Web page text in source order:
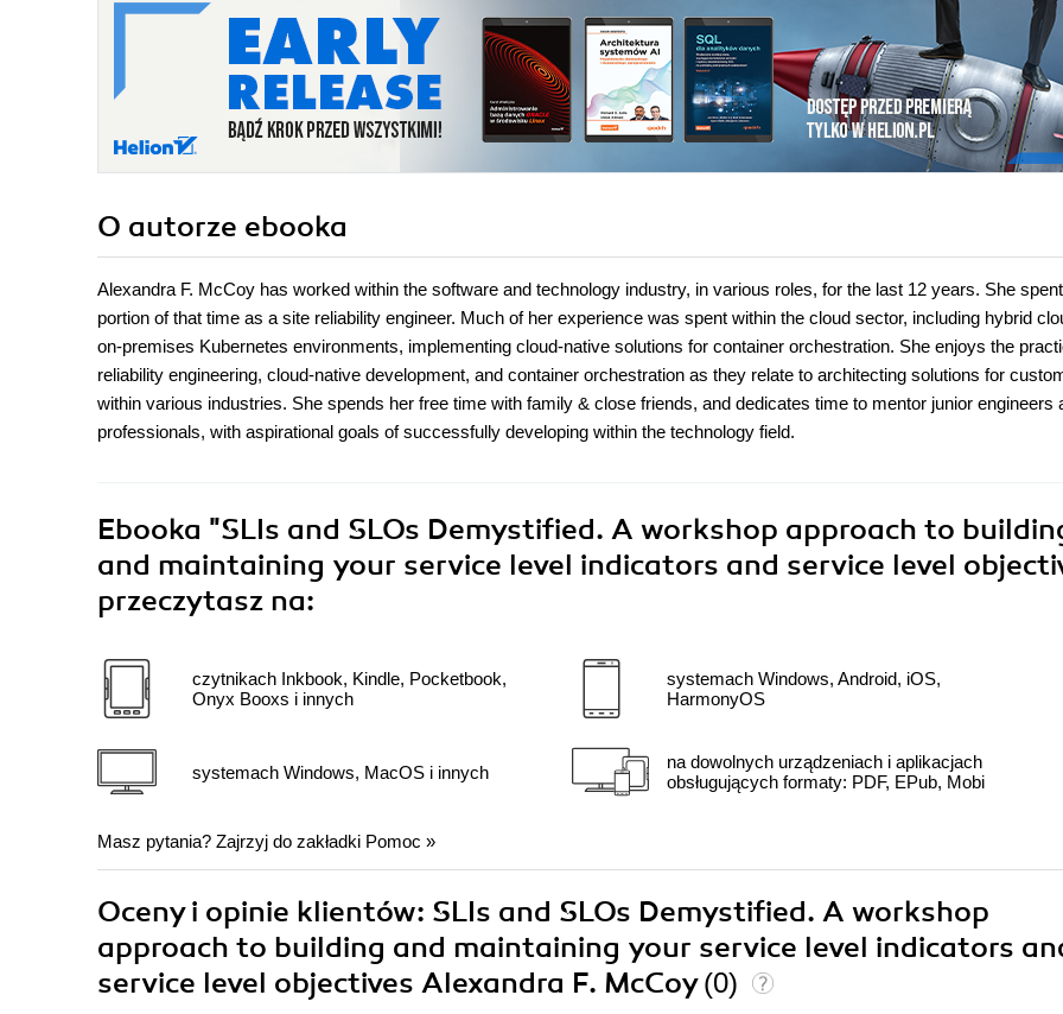
O autorze ebooka
Alexandra F. McCoy has worked within the software and technology industry, in various roles, for the last 12 years. She
portion of that time as a site reliability engineer. Much of her experience was spent within the cloud sector, including hybrid
on-premises Kubernetes environments, implementing cloud-native solutions for container orchestration. She enjoys the
reliability engineering, cloud-native development, and container orchestration as they relate to architecting solutions for
within various industries. She spends her free time with family & close friends, and dedicates time to mentor junior engineers
professionals, with aspirational goals of successfully developing within the technology field.
Ebooka "SLIs and SLOs Demystified. A workshop approach to
and maintaining your service level indicators and service level
przeczytasz na:
czytnikach Inkbook, Kindle, Pocketbook,
Onyx Booxs i innych
systemach Windows, MacOS i innych
systemach Windows, Android, iOS,
HarmonyOS
na dowolnych urządzeniach i aplikacjach
obsługujących formaty: PDF, EPub, Mobi
Masz pytania? Zajrzyj do zakładki Pomoc »
Oceny i opinie klientów: SLIs and SLOs Demystified. A workshop
approach to building and maintaining your service level indicators
service level objectives Alexandra F. McCoy(0)